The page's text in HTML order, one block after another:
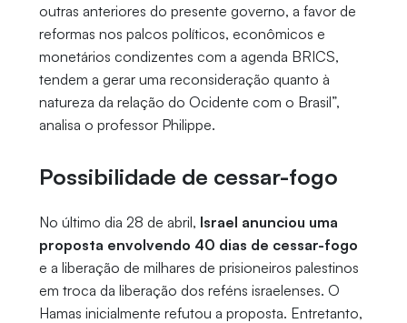
outras anteriores do presente governo, a favor de
reformas nos palcos políticos, econômicos e
monetários condizentes com a agenda BRICS,
tendem a gerar uma reconsideração quanto à
natureza da relação do Ocidente com o Brasil”,
analisa o professor Philippe.
Possibilidade de cessar-fogo
No último dia 28 de abril, Israel anunciou uma
proposta envolvendo 40 dias de cessar-fogo
e a liberação de milhares de prisioneiros palestinos
em troca da liberação dos reféns israelenses. O
Hamas inicialmente refutou a proposta. Entretanto,